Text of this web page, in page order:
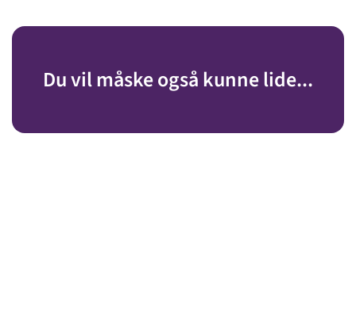
Du vil måske også kunne lide...